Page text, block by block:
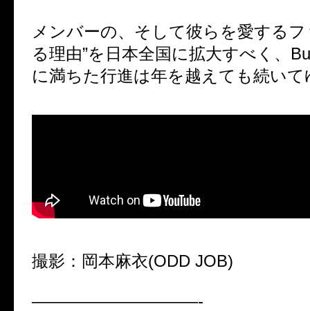
メンバーの、そして彼らを愛するフ
る理由”を日本全国に拡大すべく、
に満ちた行進は年を越えても続いて
撮影：岡本麻衣(ODD JOB)
——————————-